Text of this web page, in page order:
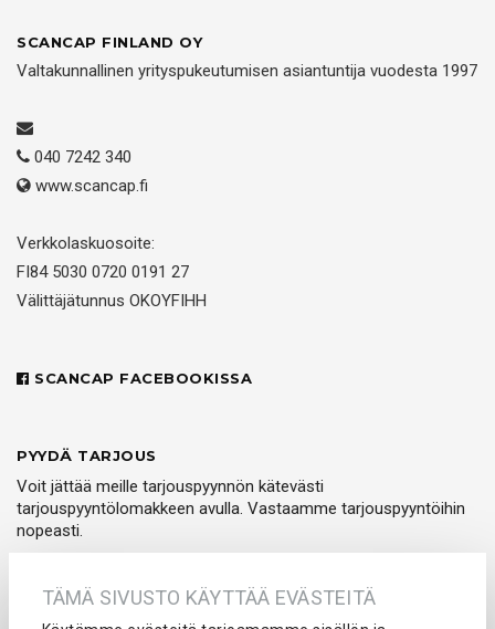
TÄMÄ SIVUSTO KÄYTTÄÄ EVÄSTEITÄ
SCANCAP FINLAND OY
Valtakunnallinen yrityspukeutumisen asiantuntija vuodesta 1997
040 7242 340
www.scancap.fi
Verkkolaskuosoite:
FI84 5030 0720 0191 27
Välittäjätunnus OKOYFIHH
SCANCAP FACEBOOKISSA
PYYDÄ TARJOUS
Voit jättää meille tarjouspyynnön kätevästi
tarjouspyyntölomakkeen avulla. Vastaamme tarjouspyyntöihin
nopeasti.